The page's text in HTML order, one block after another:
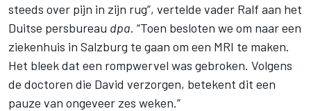
steeds over pijn in zijn rug”, vertelde vader Ralf aan het
Duitse persbureau dpa. “Toen besloten we om naar een
ziekenhuis in Salzburg te gaan om een MRI te maken.
Het bleek dat een rompwervel was gebroken. Volgens
de doctoren die David verzorgen, betekent dit een
pauze van ongeveer zes weken.”